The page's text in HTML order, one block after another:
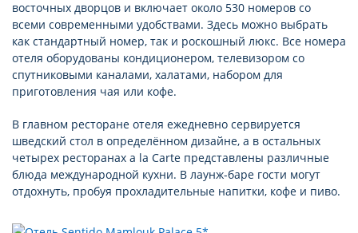
восточных дворцов и включает около 530 номеров со
всеми современными удобствами. Здесь можно выбрать
как стандартный номер, так и роскошный люкс. Все номера
отеля оборудованы кондиционером, телевизором со
спутниковыми каналами, халатами, набором для
приготовления чая или кофе.
В главном ресторане отеля ежедневно сервируется
шведский стол в определённом дизайне, а в остальных
четырех ресторанах a la Cartе представлены различные
блюда международной кухни. В лаунж-баре гости могут
отдохнуть, пробуя прохладительные напитки, кофе и пиво.